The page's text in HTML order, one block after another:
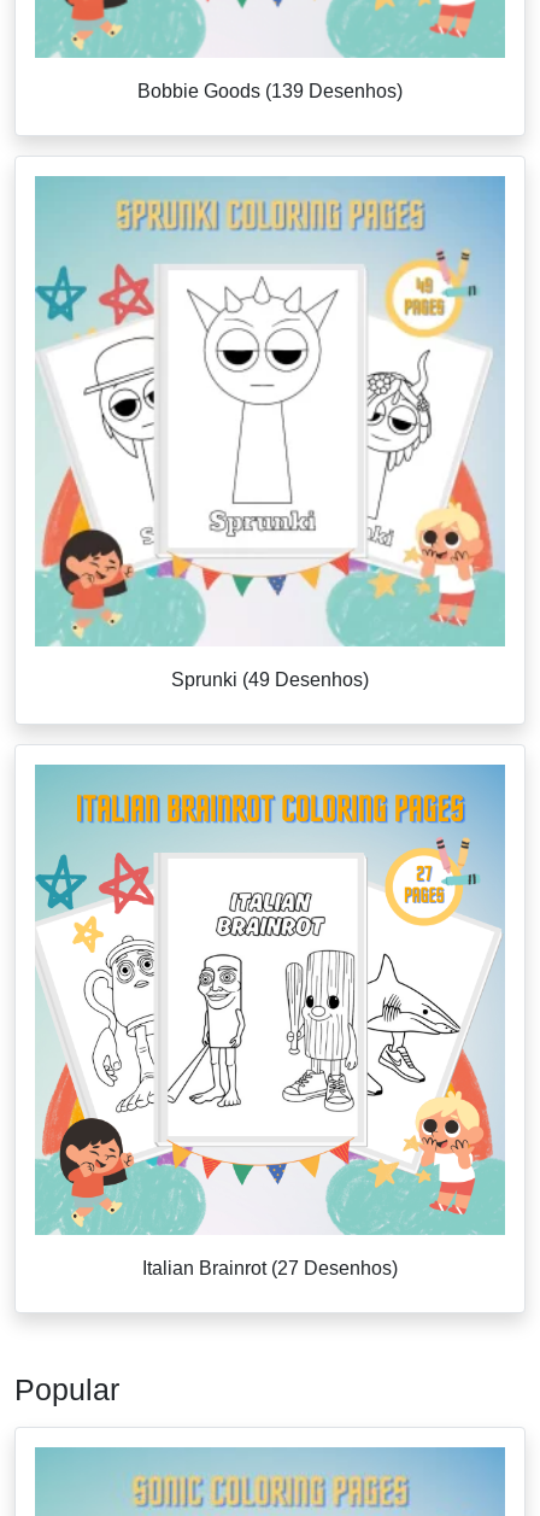
Bobbie Goods (139 Desenhos)
Sprunki (49 Desenhos)
Italian Brainrot (27 Desenhos)
Popular